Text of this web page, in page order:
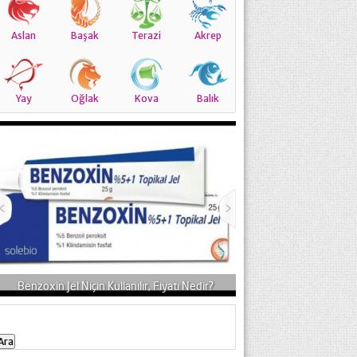
Aslan Başak Terazi Akrep
Yay Oğlak Kova Balık
Benzoxin Jel Niçin Kullanılır, Fiyatı Nedir? Cleocin T Nedir,
Arama: